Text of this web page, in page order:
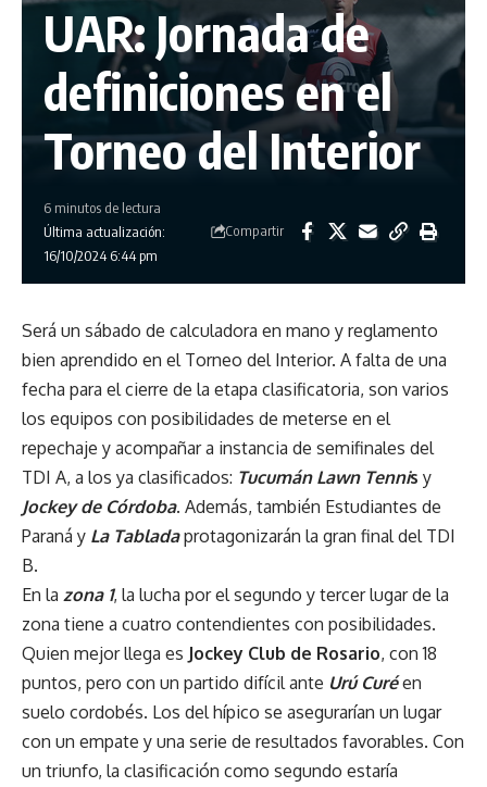
UAR: Jornada de
definiciones en el
Torneo del Interior
Última actualización:
16/10/2024 6:44 pm
6 minutos de lectura
Compartir
Será un sábado de calculadora en mano y reglamento
bien aprendido en el Torneo del Interior. A falta de una
fecha para el cierre de la etapa clasificatoria, son varios
los equipos con posibilidades de meterse en el
repechaje y acompañar a instancia de semifinales del
TDI A, a los ya clasificados: Tucumán Lawn Tennis y
Jockey de Córdoba. Además, también Estudiantes de
Paraná y La Tabladaprotagonizarán la gran final del TDI
B.
En la zona 1, la lucha por el segundo y tercer lugar de la
zona tiene a cuatro contendientes con posibilidades.
Quien mejor llega es Jockey Club de Rosario, con 18
puntos, pero con un partido difícil ante Urú Curéen
suelo cordobés. Los del hípico se asegurarían un lugar
con un empate y una serie de resultados favorables. Con
un triunfo, la clasificación como segundo estaría